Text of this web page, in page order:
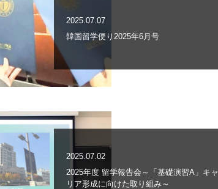
2025.07.07
韓国留学便り2025年6月号
2025.07.02
2025年度 留学報告会～「基礎演習A」キャ
リア形成に向けた取り組み～